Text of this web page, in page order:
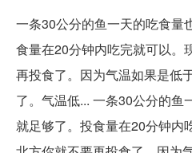
一条30公分的鱼一天的吃食量
食量在20分钟内吃完就可以。
再投食了。因为气温如果是低
了。气温低... 一条30公分的鱼
就足够了。投食量在20分钟内